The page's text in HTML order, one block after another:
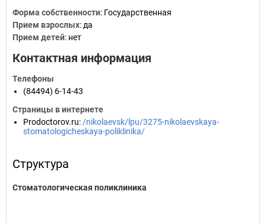
Форма собственности: Государственная
Прием взрослых: да
Прием детей: нет
Контактная информация
Телефоны
(84494) 6-14-43
Страницы в интернете
Prodoctorov.ru: /nikolaevsk/lpu/3275-nikolaevskaya-
stomatologicheskaya-poliklinika/
Структура
Стоматологическая поликлиника